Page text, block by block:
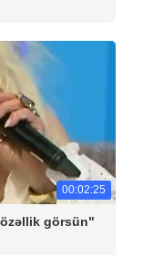
00:02:25
görsün"